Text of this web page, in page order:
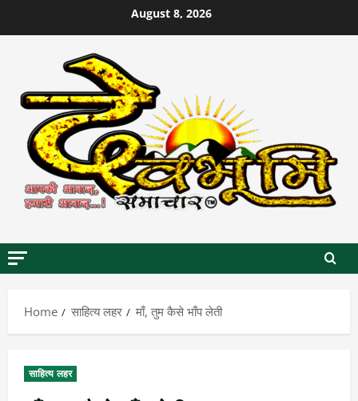
to
August 8, 2026
Home साहित्य लहर माँ, तुम कैसे भाँप लेती
साहित्य लहर